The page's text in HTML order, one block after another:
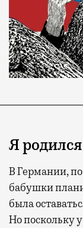
Я
В Германии,
бабушки
была
Но поскольку